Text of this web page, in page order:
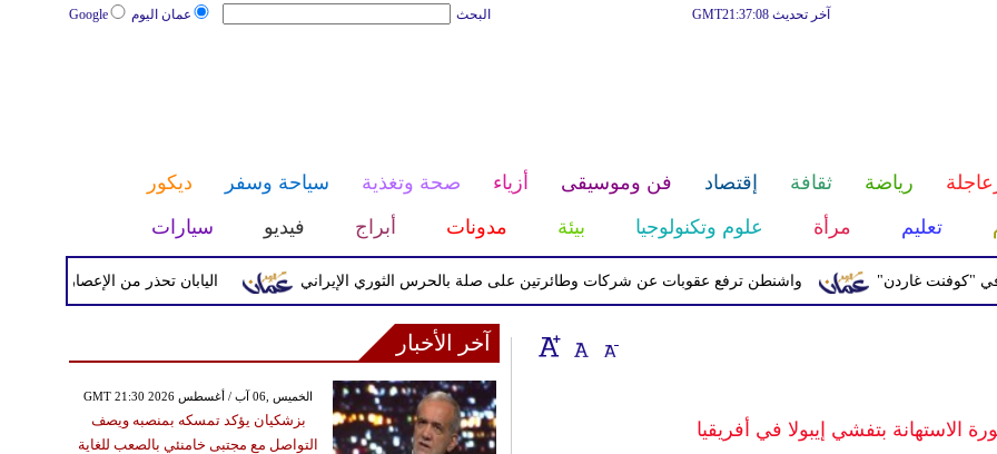
عمان اليوم Google البحث آخر تحديث GMT21:37:08
رياضة ثقافة إقتصاد فن وموسيقى أزياء صحة وتغذية سياحة وسفر
ديكور
تعليم مرأة علوم وتكنولوجيا بيئة مدونات أبراج فيديو سيارات
اليابان تحذر من الإعصار دولفين ورياح واشنطن ترفع عقوبات عن شركات وطائرتين على صلة بالحرس الثوري الإيراني غاردن"
الاستهانة بتفشي إيبولا في أفريقيا
آخر الأخبار
GMT 21:30 2026 الخميس ,06 آب / أغسطس
بزشكيان يؤكد تمسكه بمنصبه ويصف
التواصل مع مجتبى خامنئي بالصعب للغاية